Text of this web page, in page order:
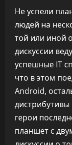
Не успели
людей на
той или иной
дискуссии
успешные IT
что в этом
Android,
дистрибутивы
герои
планшет с